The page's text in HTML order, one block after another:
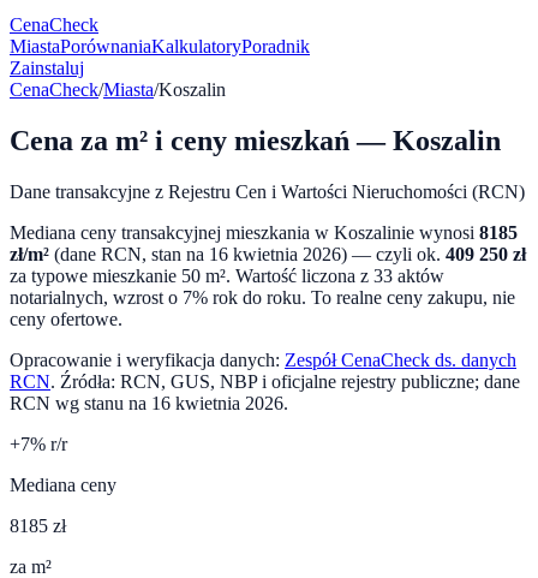
CenaCheck
MiastaPorównaniaKalkulatoryPoradnik
Zainstaluj
CenaCheck/Miasta/Koszalin
Cena za m² i ceny mieszkań —Koszalin
Dane transakcyjne z Rejestru Cen i Wartości Nieruchomości (RCN)
Mediana ceny transakcyjnej mieszkania w Koszalinie wynosi 8185
zł/m² (dane RCN, stan na 16 kwietnia 2026) — czyli ok. 409 250 zł
za typowe mieszkanie 50 m². Wartość liczona z 33 aktów
notarialnych, wzrost o 7% rok do roku. To realne ceny zakupu, nie
ceny ofertowe.
Opracowanie i weryfikacja danych: Zespół CenaCheck ds. danych
RCN. Źródła: RCN, GUS, NBP i oficjalne rejestry publiczne; dane
RCN wg stanu na 16 kwietnia 2026.
+7% r/r
Mediana ceny
8185 zł
za m²